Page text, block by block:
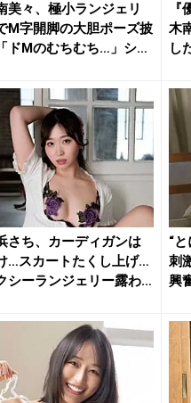
美々、極小ランジェリ
M字開脚の大胆ポーズ披
ドMのむちむち…」ショ
木
し
さち、カーディガンは
…スカートたくし上げ…
シーランジェリー露わ
“
刺
興